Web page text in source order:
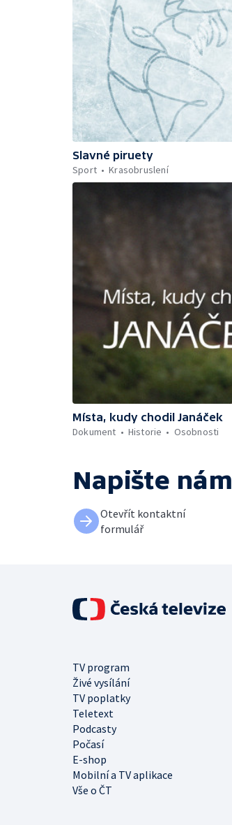
Slavné piruety
Sport
Krasobruslení
Místa, kudy chodil Janáček
Dokument
Historie Osobnosti
Napište nám
Otevřít kontaktní
formulář
TV program
Živé vysílání
TV poplatky
Teletext
Podcasty
Počasí
E-shop
Mobilní a TV aplikace
Vše o ČT